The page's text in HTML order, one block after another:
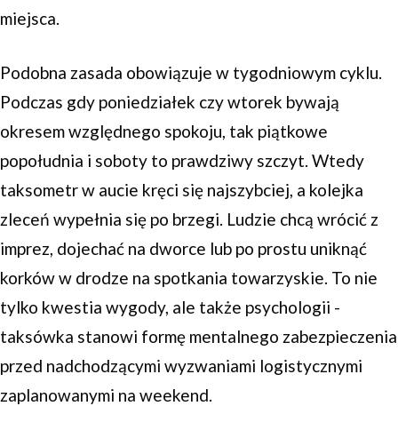
miejsca.
Podobna zasada obowiązuje w tygodniowym cyklu.
Podczas gdy poniedziałek czy wtorek bywają
okresem względnego spokoju, tak piątkowe
popołudnia i soboty to prawdziwy szczyt. Wtedy
taksometr w aucie kręci się najszybciej, a kolejka
zleceń wypełnia się po brzegi. Ludzie chcą wrócić z
imprez, dojechać na dworce lub po prostu uniknąć
korków w drodze na spotkania towarzyskie. To nie
tylko kwestia wygody, ale także psychologii -
taksówka stanowi formę mentalnego zabezpieczenia
przed nadchodzącymi wyzwaniami logistycznymi
zaplanowanymi na weekend.